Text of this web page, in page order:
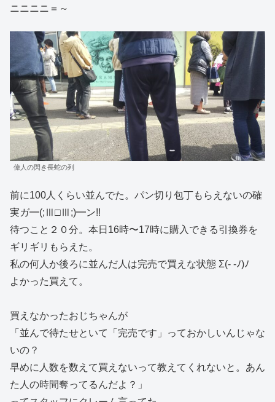
ニニニニ＝～
偉人の閃き長蛇の列
前に100人くらい並んでた。パン切り包丁もらえないの確
実ガ━(;Ⅲ□Ⅲ;)━ン!!
待つこと２０分。本日16時〜17時に購入できる引換券を
ギリギリもらえた。
私の何人か後ろに並んだ人は完売で買えな状態 Σ(- -ﾉ)ﾉ
よかった買えて。
買えなかったおじちゃんが
「並んで待たせといて「完売です」っておかしいんじゃな
いの？
早めに人数を数えて買えないって教えてくれないと。あん
た人の時間奪ってるんだよ？」